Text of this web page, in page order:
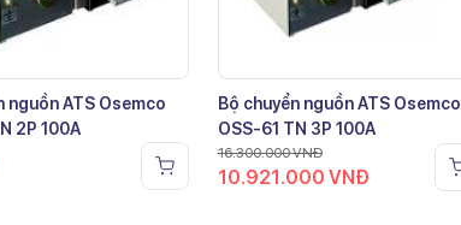
nguồn ATS Osemco
2P 100A
Bộ chuyển nguồn ATS Osemco
OSS-61 TN 3P 100A
16.300.000VNĐ
10.921.000 VNĐ